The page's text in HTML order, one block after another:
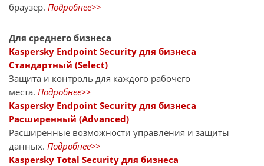
браузер. Подробнее>>
Для среднего бизнеса
Kaspersky Endpoint Security для бизнеса
Стандартный (Select)
Защита и контроль для каждого рабочего
места. Подробнее>>
Kaspersky Endpoint Security для бизнеса
Расширенный (Advanced)
Расширенные возможности управления и защиты
данных. Подробнее>>
Kaspersky Total Security для бизнеса